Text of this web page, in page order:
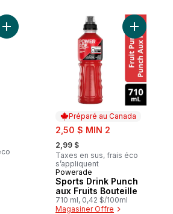
Ajouter Energy Drink au panier
Préparé au Canada
sale:
2,50 $ MIN 2
, formerly:
2,99 $
Taxes en sus, frais éco
s’appliquent
Préparé au Canada
Powerade
Sports Drink Punch
aux Fruits Bouteille
710 ml, 0,42 $/100ml
Magasiner Offre
Ajouter